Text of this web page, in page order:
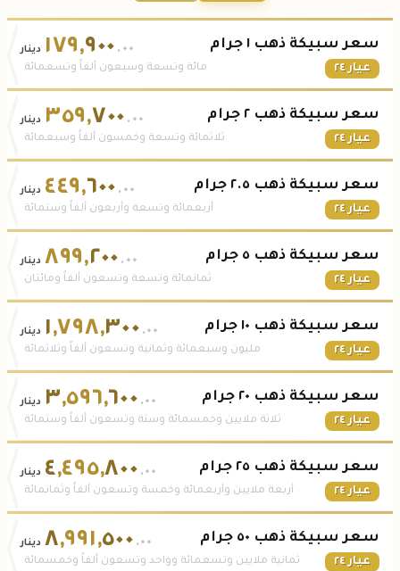
سعر سبيكة ذهب ١ جرام
عيار ٢٤
١٧٩,٩٠٠ .٠٠ دينار
مائة وتسعة وسبعون ألفاً وتسعمائة
سعر سبيكة ذهب ٢ جرام
عيار ٢٤
٣٥٩,٧٠٠ .٠٠ دينار
ثلاثمائة وتسعة وخمسون ألفاً وسبعمائة
سعر سبيكة ذهب ٢.٥ جرام
عيار ٢٤
٤٤٩,٦٠٠ .٠٠ دينار
أربعمائة وتسعة وأربعون ألفاً وستمائة
سعر سبيكة ذهب ٥ جرام
عيار ٢٤
٨٩٩,٢٠٠ .٠٠ دينار
ثمانمائة وتسعة وتسعون ألفاً ومائتان
سعر سبيكة ذهب ١٠ جرام
عيار ٢٤
١,٧٩٨,٣٠٠ .٠٠ دينار
مليون وسبعمائة وثمانية وتسعون ألفاً وثلاثمائة
سعر سبيكة ذهب ٢٠ جرام
عيار ٢٤
٣,٥٩٦,٦٠٠ .٠٠ دينار
ثلاثة ملايين وخمسمائة وستة وتسعون ألفاً وستمائة
سعر سبيكة ذهب ٢٥ جرام
عيار ٢٤
٤,٤٩٥,٨٠٠ .٠٠ دينار
أربعة ملايين وأربعمائة وخمسة وتسعون ألفاً وثمانمائة
سعر سبيكة ذهب ٥٠ جرام
عيار ٢٤
٨,٩٩١,٥٠٠ .٠٠ دينار
ثمانية ملايين وتسعمائة وواحد وتسعون ألفاً وخمسمائة